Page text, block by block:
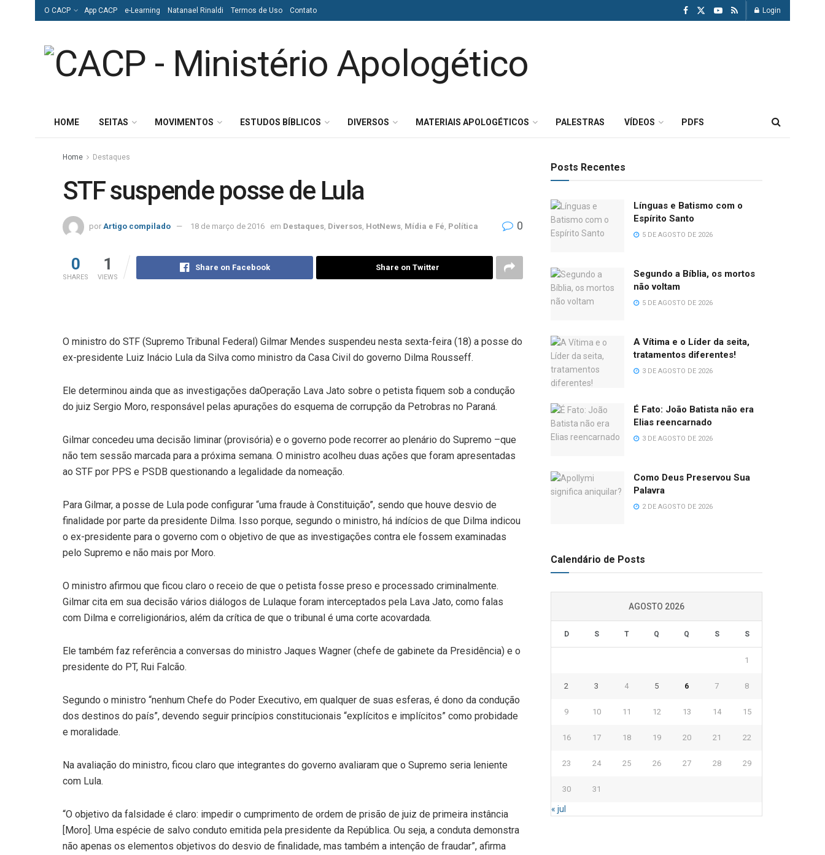
O CACP App CACP e-Learning Natanael Rinaldi Termos de Uso Contato Login
HOME SEITAS MOVIMENTOS ESTUDOS BÍBLICOS DIVERSOS MATERIAIS APOLOGÉTICOS PALESTRAS VÍDEOS PDFS
Home Destaques
STF suspende posse de Lula
por Artigo compilado 18 de março de 2016 em Destaques Diversos HotNews Mídia e Fé Política 0
0
SHARES
1
VIEWS
Share on Facebook Share on Twitter
O ministro do STF (Supremo Tribunal Federal) Gilmar Mendes suspendeu nesta sexta-feira (18) a posse do
ex-presidente Luiz Inácio Lula da Silva como ministro da Casa Civil do governo Dilma Rousseff.
Ele determinou ainda que as investigações daOperação Lava Jato sobre o petista fiquem sob a condução
do juiz Sergio Moro, responsável pelas apurações do esquema de corrupção da Petrobras no Paraná.
Gilmar concedeu uma decisão liminar (provisória) e o governo pode recorrer ao plenário do Supremo –que
não tem sessão marcada para a próxima semana. O ministro acolheu duas ações que foram apresentadas
ao STF por PPS e PSDB questionando a legalidade da nomeação.
Para Gilmar, a posse de Lula pode configurar “uma fraude à Constituição”, sendo que houve desvio de
finalidade por parte da presidente Dilma. Isso porque, segundo o ministro, há indícios de que Dilma indicou
o ex-presidente para o governo com o objetivo de que as investigações contra ele fossem examinadas
pelo Supremo e não mais por Moro.
O ministro afirmou que ficou claro o receio de que o petista fosse preso e processado criminalmente.
Gilmar cita em sua decisão vários diálogos de Lulaque foram interceptados pela Lava Jato, como falas
com Dilma e correligionários, além da crítica de que o tribunal é uma corte acovardada.
Ele também faz referência a conversas do ministro Jaques Wagner (chefe de gabinete da Presidência) e o
presidente do PT, Rui Falcão.
Segundo o ministro “nenhum Chefe do Poder Executivo, em qualquer de suas esferas, é dono da condução
dos destinos do país”, devendo seguir princípios constitucionais “explícitos e implícitos” como probidade
e moralidade.
Na avaliação do ministro, ficou claro que integrantes do governo avaliaram que o Supremo seria leniente
com Lula.
“O objetivo da falsidade é claro: impedir o cumprimento de ordem de prisão de juiz de primeira instância
[Moro]. Uma espécie de salvo conduto emitida pela presidente da República. Ou seja, a conduta demonstra
não apenas os elementos objetivos do desvio de finalidade, mas também a intenção de fraudar”, afirma
Posts Recentes
Línguas e Batismo com o
Espírito Santo
5 DE AGOSTO DE 2026
Segundo a Bíblia, os mortos
não voltam
5 DE AGOSTO DE 2026
A Vítima e o Líder da seita,
tratamentos diferentes!
3 DE AGOSTO DE 2026
É Fato: João Batista não era
Elias reencarnado
3 DE AGOSTO DE 2026
Como Deus Preservou Sua
Palavra
2 DE AGOSTO DE 2026
Calendário de Posts
AGOSTO 2026
D S T Q Q S S
1
2 3 4 5 6 7 8
9 10 11 12 13 14 15
16 17 18 19 20 21 22
23 24 25 26 27 28 29
30 31
« jul